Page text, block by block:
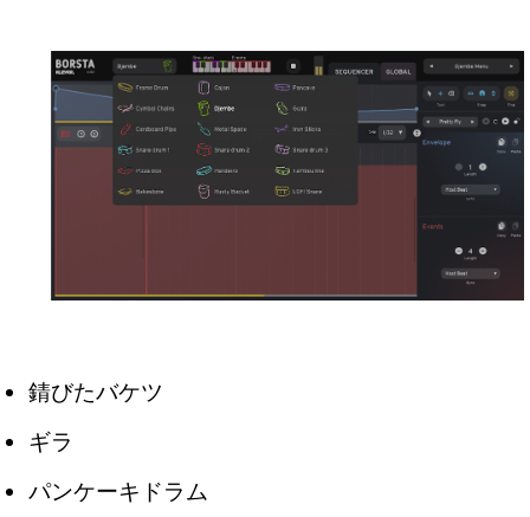
錆びたバケツ
ギラ
パンケーキドラム